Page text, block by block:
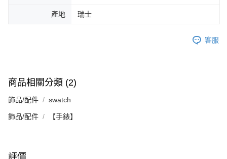
產地 瑞士
客服
商品相關分類 (2)
飾品/配件 swatch
飾品/配件 【手錶】